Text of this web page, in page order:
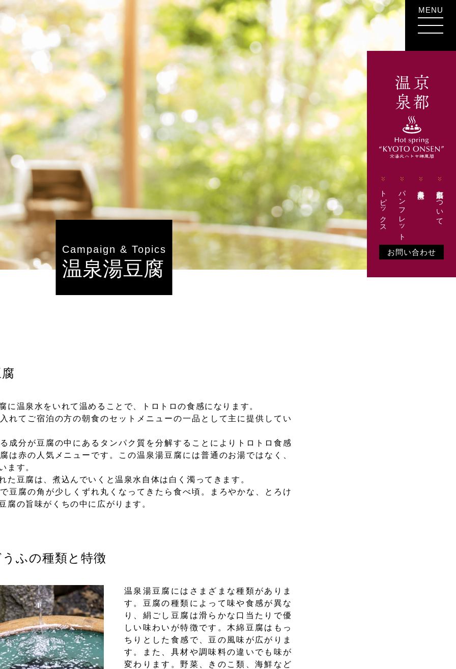
MENU
京都温泉について
パンフレット
トピックス
お問い合わせ
Campaign & Topics
温泉湯豆腐
に温泉水をいれて温めることで、トロトロの食感になります。
れてご宿泊の方の朝食のセットメニューの一品として主に提供してい
成分が豆腐の中にあるタンパク質を分解することによりトロトロ食感
は赤の人気メニューです。この温泉湯豆腐には普通のお湯ではなく、
ます。
た豆腐は、煮込んでいくと温泉水自体は白く濁ってきます。
豆腐の角が少しくずれ丸くなってきたら食べ頃。まろやかな、とろけ
腐の旨味がくちの中に広がります。
ふの種類と特徴
温泉湯豆腐にはさまざまな種類がありま
す。豆腐の種類によって味や食感が異な
り、絹ごし豆腐は滑らかな口当たりで優
しい味わいが特徴です。木綿豆腐はもっ
ちりとした食感で、豆の風味が広がりま
す。また、具材や調味料の違いでも味が
変わります。野菜、きのこ類、海鮮など